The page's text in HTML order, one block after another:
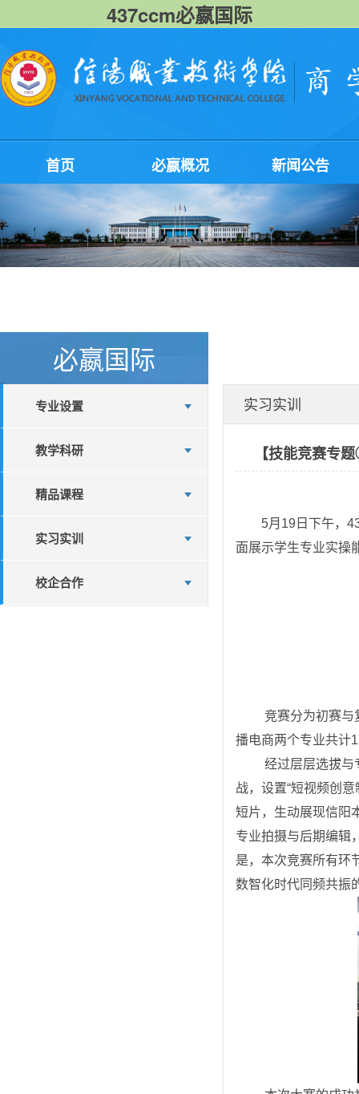
437ccm必嬴国际
首页 必嬴概况 新闻公告
必嬴国际
专业设置
教学科研
精品课程
实习实训
校企合作
实习实训
【技能竞赛专
5月19日下午，
面展示学生专业实操
播电商两个专业共计
战，设置“短视频创
短片，生动展现信阳
专业拍摄与后期编辑
是，本次竞赛所有环
数智化时代同频共振